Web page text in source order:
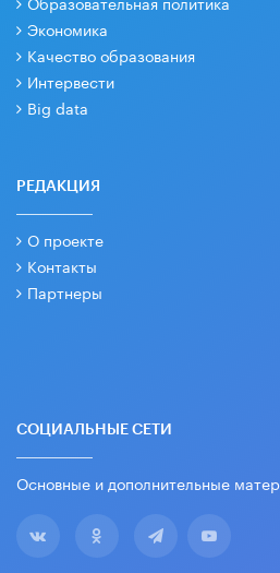
Экономика
Качество образования
Интервести
Big data
РЕДАКЦИЯ
О проекте
Контакты
Партнеры
СОЦИАЛЬНЫЕ СЕТИ
Основные и дополнительные